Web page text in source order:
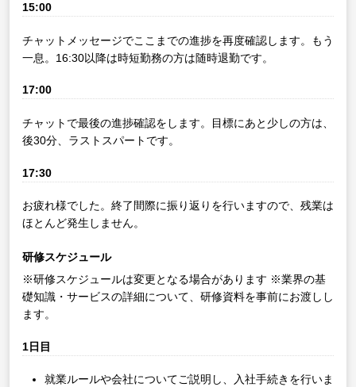
15:00
チャットメッセージでここまでの進捗を再度確認します。もう
一息。16:30以降は時短勤務の方は随時退勤です。
17:00
チャットで最後の進捗確認をします。目標にあと少しの方は、
後30分、ラストスパートです。
17:30
お疲れ様でした。終了間際に振り返りを行いますので、残業は
ほとんど発生しません。
研修スケジュール
※研修スケジュールは変更となる場合があります ※業界の基
礎知識・サービスの詳細について、研修資料を事前にお渡しし
ます。
1日目
就業ルールや会社についてご説明し、入社手続きを行いま